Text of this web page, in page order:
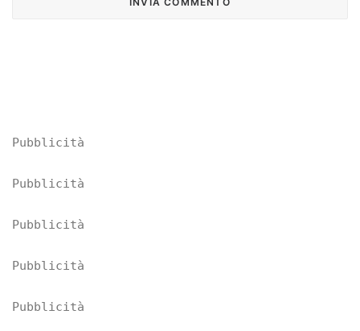
Pubblicità
Pubblicità
Pubblicità
Pubblicità
Pubblicità